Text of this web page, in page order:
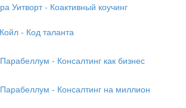
Уитворт - Коактивный коучинг
- Код таланта
- Консалтинг как бизнес
- Консалтинг на миллион